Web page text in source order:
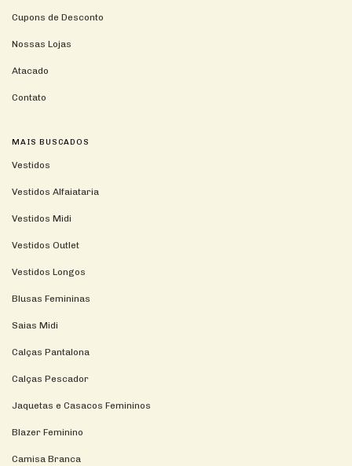
Cupons de Desconto
Nossas Lojas
Atacado
Contato
MAIS BUSCADOS
Vestidos
Vestidos Alfaiataria
Vestidos Midi
Vestidos Outlet
Vestidos Longos
Blusas Femininas
Saias Midi
Calças Pantalona
Calças Pescador
Jaquetas e Casacos Femininos
Blazer Feminino
Camisa Branca